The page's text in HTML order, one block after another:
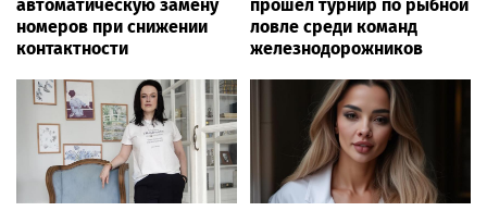
автоматическую замену
номеров при снижении
контактности
прошел турнир по рыбной
ловле среди команд
железнодорожников